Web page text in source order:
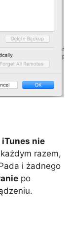
iTunes nie
razem,
i żadnego
po